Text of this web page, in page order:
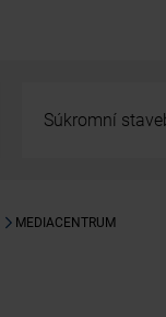
Súkromní
MEDIACENTRUM